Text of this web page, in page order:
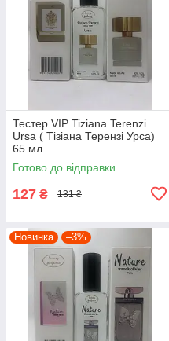
Тестер VIP Tiziana Terenzi
Ursa ( Тізіана Терензі Урса)
65 мл
Готово до відправки
127 ₴ 131 ₴
Новинка –3%